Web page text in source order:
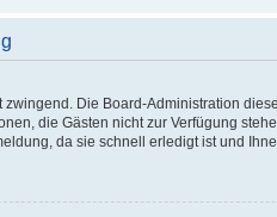
Die Board-Administration
die Gästen nicht zur Verfügung
da sie schnell erledigt ist und